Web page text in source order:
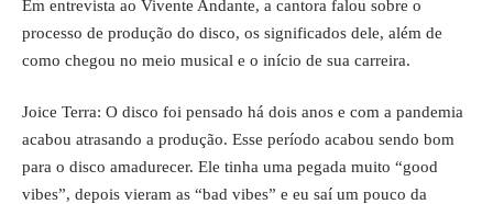
Em entrevista ao Vivente Andante, a cantora falou sobre o
processo de produção do disco, os significados dele, além de
como chegou no meio musical e o início de sua carreira.
Joice Terra: O disco foi pensado há dois anos e com a pandemia
acabou atrasando a produção. Esse período acabou sendo bom
para o disco amadurecer. Ele tinha uma pegada muito “good
vibes”, depois vieram as “bad vibes” e eu saí um pouco da